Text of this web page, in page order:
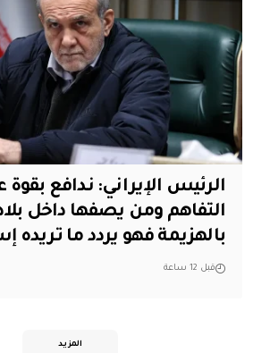
الرئيس الإيراني: ندافع
التفاهم ومن يصفها داخل
بالهزيمة فهو يردد ما تريده
قبل 12 ساعة
المزيد